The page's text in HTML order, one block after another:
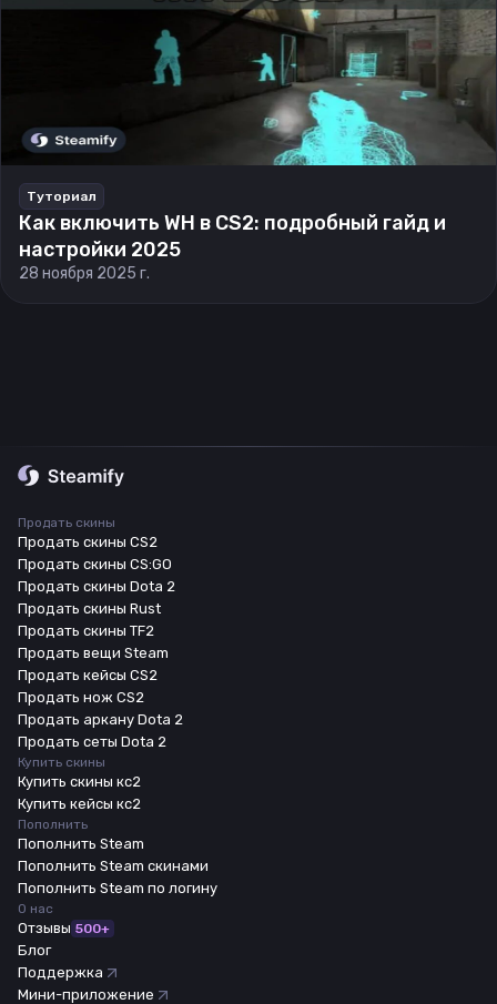
Туториал
Как включить WH в CS2: подробный гайд и
настройки 2025
28 ноября 2025 г.
Продать скины
Продать скины CS2
Продать скины CS:GO
Продать скины Dota 2
Продать скины Rust
Продать скины TF2
Продать вещи Steam
Продать кейсы CS2
Продать нож CS2
Продать аркану Dota 2
Продать сеты Dota 2
Купить скины
Купить скины кс2
Купить кейсы кс2
Пополнить
Пополнить Steam
Пополнить Steam скинами
Пополнить Steam по логину
О нас
Отзывы 500+
Блог
Поддержка
Мини-приложение